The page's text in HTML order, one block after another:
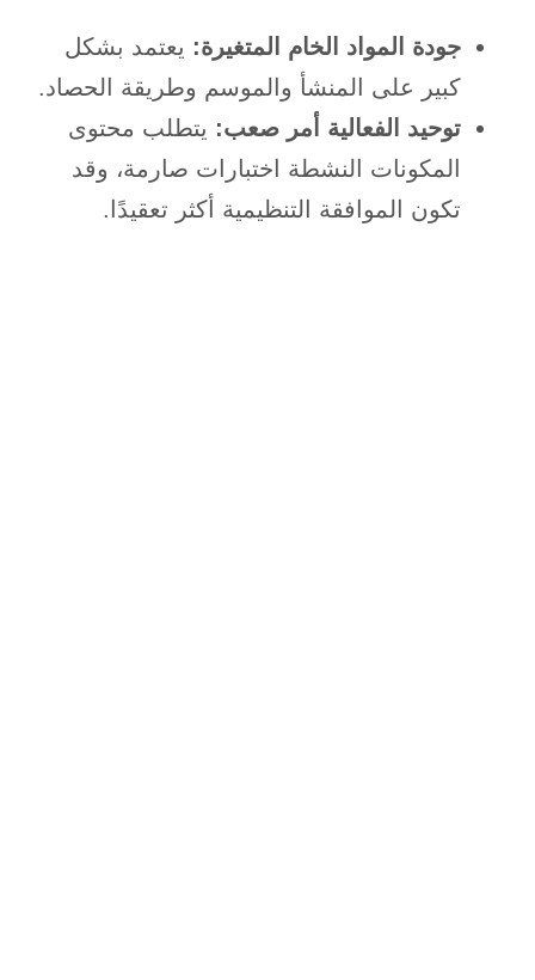
جودة المواد الخام المتغيرة: يعتمد بشكل
كبير على المنشأ والموسم وطريقة الحصاد.
توحيد الفعالية أمر صعب: يتطلب محتوى
المكونات النشطة اختبارات صارمة، وقد
تكون الموافقة التنظيمية أكثر تعقيدًا.